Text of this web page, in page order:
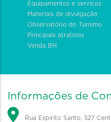
Equipamentos e serviços
Materiais de divulgação
Observatório do Turismo
Principais atrativos
Venda BH
Informações de
Rua Espírito Santo, 527